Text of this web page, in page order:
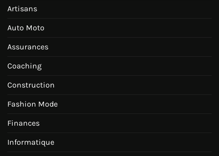
Artisans
Auto Moto
Assurances
Coaching
Construction
Fashion Mode
Finances
Informatique